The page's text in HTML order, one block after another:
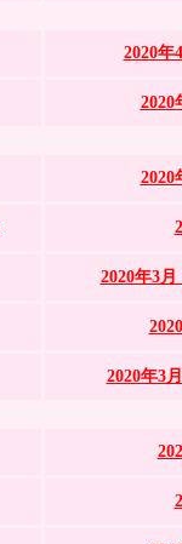
2020
2020年3
2020年3